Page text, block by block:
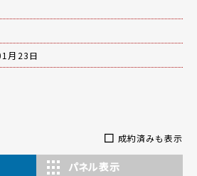
月23日
成約済みも表示
パネル表示